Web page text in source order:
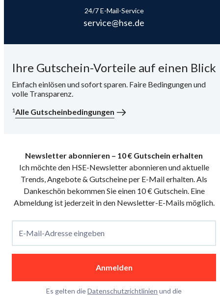
24/7 E-Mail-Service
service@hse.de
Ihre Gutschein-Vorteile auf einen Blick
Einfach einlösen und sofort sparen. Faire Bedingungen und
volle Transparenz.
1Alle Gutscheinbedingungen
Newsletter abonnieren – 10 € Gutschein erhalten
Ich möchte den HSE-Newsletter abonnieren und aktuelle
Trends, Angebote & Gutscheine per E-Mail erhalten. Als
Dankeschön bekommen Sie einen 10 € Gutschein. Eine
Abmeldung ist jederzeit in den Newsletter-E-Mails möglich.
E-Mail-Adresse eingeben
Anmelden
Es gelten dieDatenschutzrichtlinien und die